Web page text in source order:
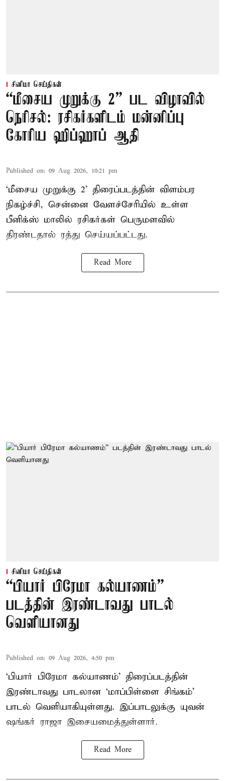
சினிமா செய்திகள்
“மீசைய முறுக்கு 2” பட விழாவில்
நெரிசல்: ரசிகர்களிடம் மன்னிப்பு
கோரிய ஹிப்ஹாப் ஆதி
Published on: 09 Aug 2026, 10:21 pm
‘மீசைய முறுக்கு 2’ திரைப்படத்தின் விளம்பர
நிகழ்ச்சி, சென்னை வேளச்சேரியில் உள்ள
பீனிக்ஸ் மாலில் ரசிகர்கள் பெருமளவில்
திரண்டதால் ரத்து செய்யப்பட்டது.
Read More
சினிமா செய்திகள்
“பியார் பிரேமா கல்யாணம்”
படத்தின் இரண்டாவது பாடல்
வெளியானது
Published on: 09 Aug 2026, 4:50 pm
‘பியார் பிரேமா கல்யாணம்’ திரைப்படத்தின்
இரண்டாவது பாடலான ‘மாப்பிள்ளை சிங்கம்’
பாடல் வெளியாகியுள்ளது. இப்பாடலுக்கு யுவன்
ஷங்கர் ராஜா இசையமைத்துள்ளார்.
Read More